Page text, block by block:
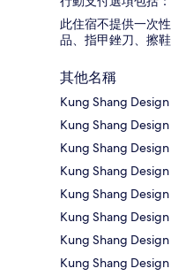
此住宿不提供一次
品、指甲銼刀、擦鞋
其他名稱
Kung Shang Design
Kung Shang
Kung Shang
Kung Shang
Kung Shang
Kung Shang
Kung Shang
Kung Shang